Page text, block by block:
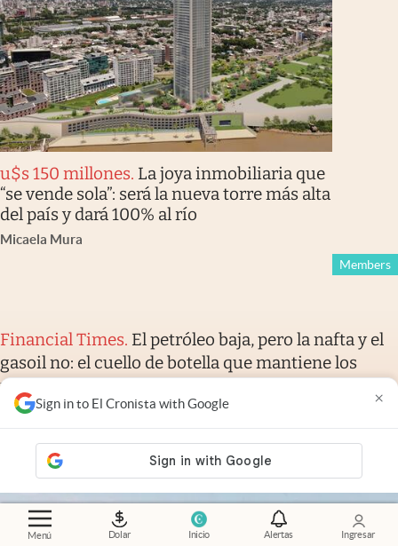
Menú Dolar Inicio Alertas Ingresar
Sign in to El Cronista with Google ×
u$s 150 millones. La joya inmobiliaria que
“se vende sola”: será la nueva torre más alta
del país y dará 100% al río
Micaela Mura
Members
Financial Times. El petróleo baja, pero la nafta y el
gasoil no: el cuello de botella que mantiene los
precios por las nubes
Verity Ratcliffe yJamie Smyth